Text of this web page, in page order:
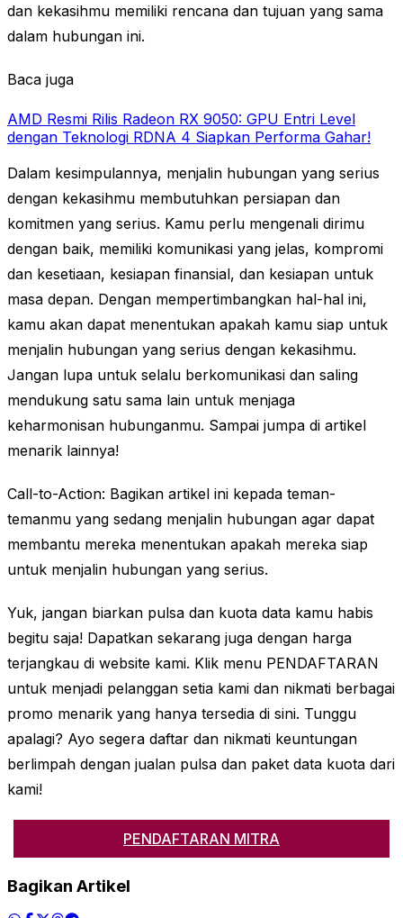
dan kekasihmu memiliki rencana dan tujuan yang sama
dalam hubungan ini.
Baca juga
AMD Resmi Rilis Radeon RX 9050: GPU Entri Level
dengan Teknologi RDNA 4 Siapkan Performa Gahar!
Dalam kesimpulannya, menjalin hubungan yang serius
dengan kekasihmu membutuhkan persiapan dan
komitmen yang serius. Kamu perlu mengenali dirimu
dengan baik, memiliki komunikasi yang jelas, kompromi
dan kesetiaan, kesiapan finansial, dan kesiapan untuk
masa depan. Dengan mempertimbangkan hal-hal ini,
kamu akan dapat menentukan apakah kamu siap untuk
menjalin hubungan yang serius dengan kekasihmu.
Jangan lupa untuk selalu berkomunikasi dan saling
mendukung satu sama lain untuk menjaga
keharmonisan hubunganmu. Sampai jumpa di artikel
menarik lainnya!
Call-to-Action: Bagikan artikel ini kepada teman-
temanmu yang sedang menjalin hubungan agar dapat
membantu mereka menentukan apakah mereka siap
untuk menjalin hubungan yang serius.
Yuk, jangan biarkan pulsa dan kuota data kamu habis
begitu saja! Dapatkan sekarang juga dengan harga
terjangkau di website kami. Klik menu PENDAFTARAN
untuk menjadi pelanggan setia kami dan nikmati berbagai
promo menarik yang hanya tersedia di sini. Tunggu
apalagi? Ayo segera daftar dan nikmati keuntungan
berlimpah dengan jualan pulsa dan paket data kuota dari
kami!
PENDAFTARAN MITRA
Bagikan Artikel